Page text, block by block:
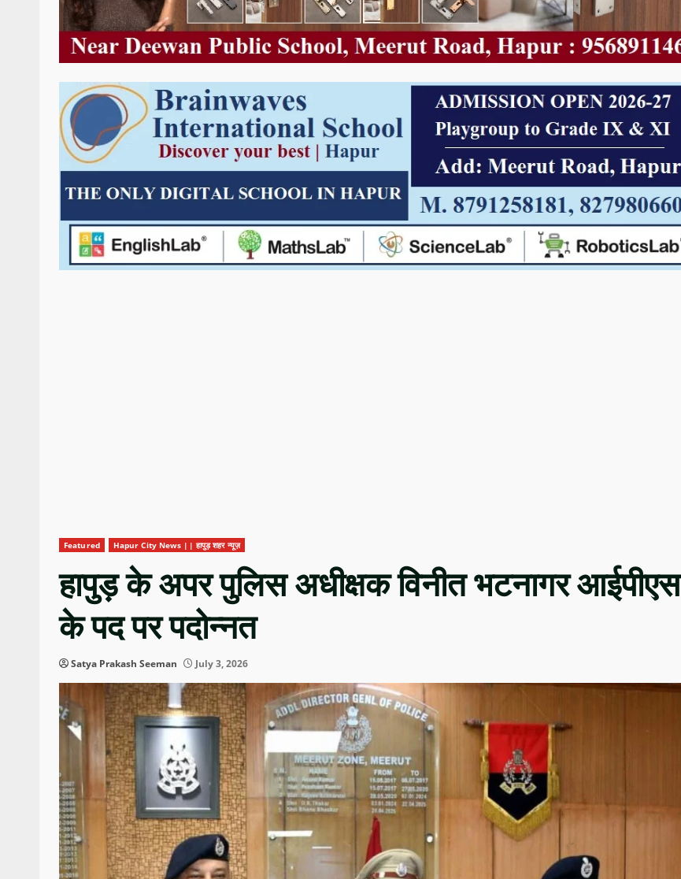
Featured Hapur City News || हापुड़ शहर न्यूज़
हापुड़ के अपर पुलिस अधीक्षक विनीत भटनागर आईपीएस
के पद पर पदोन्नत
Satya Prakash Seeman July 3, 2026